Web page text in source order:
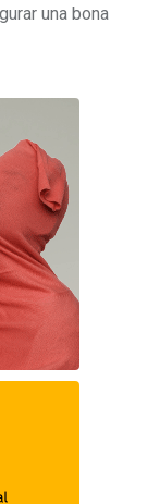
una bona